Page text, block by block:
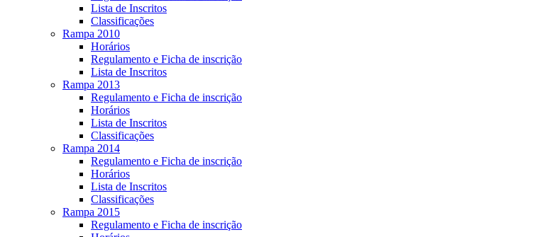
Lista de Inscritos
Classificações
Rampa 2010
Horários
Regulamento e Ficha de inscrição
Lista de Inscritos
Rampa 2013
Regulamento e Ficha de inscrição
Horários
Lista de Inscritos
Classificações
Rampa 2014
Regulamento e Ficha de inscrição
Horários
Lista de Inscritos
Classificações
Rampa 2015
Regulamento e Ficha de inscrição